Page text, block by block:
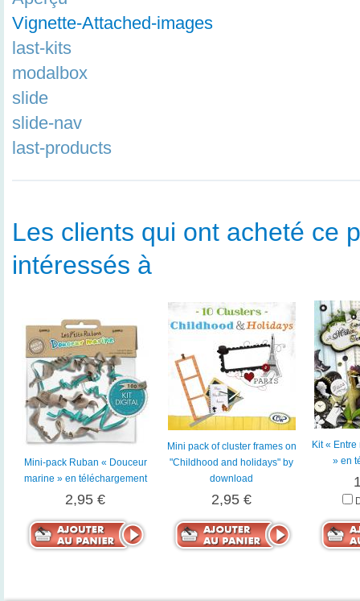
Vignette-Attached-images
last-kits
modalbox
slide
slide-nav
last-products
Les clients qui ont acheté ce
intéressés à
Mini-pack Ruban « Douceur
marine » en téléchargement
2,95 €
Mini pack of cluster frames on
"Childhood and holidays" by
download
2,95 €
Kit «
» en